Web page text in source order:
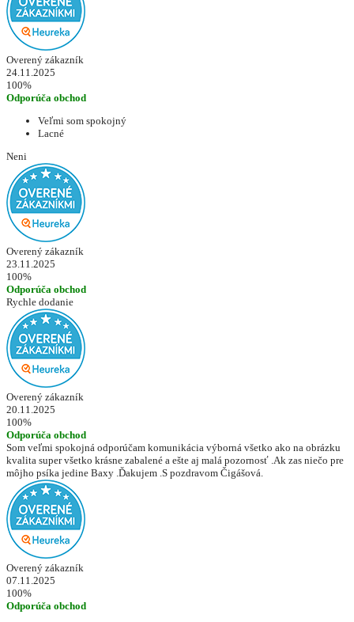
Overený zákazník
24.11.2025
100%
Odporúča obchod
Veľmi som spokojný
Lacné
Neni
Overený zákazník
23.11.2025
100%
Odporúča obchod
Rychle dodanie
Overený zákazník
20.11.2025
100%
Odporúča obchod
Som veľmi spokojná odporúčam komunikácia výborná všetko ako na obrázku
kvalita super všetko krásne zabalené a ešte aj malá pozornosť .Ak zas niečo pre
môjho psíka jedine Baxy .Ďakujem .S pozdravom Čigášová.
Overený zákazník
07.11.2025
100%
Odporúča obchod